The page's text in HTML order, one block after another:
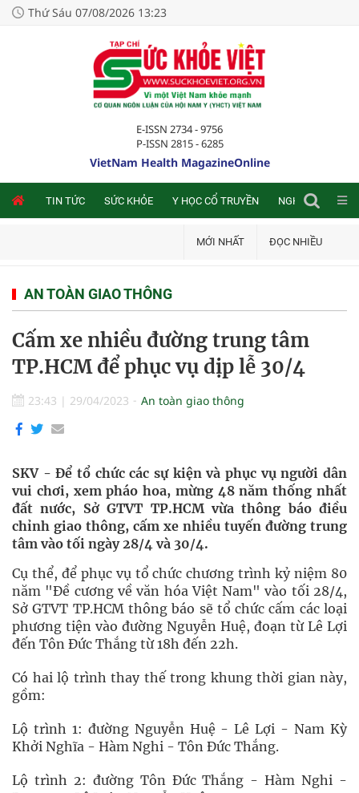
Thứ Sáu 07/08/2026 13:23
E-ISSN 2734 - 9756
P-ISSN 2815 - 6285
VietNam Health MagazineOnline
TIN TỨC SỨC KHỎE Y HỌC CỔ TRUYỀN NGHIÊN CỨU
MỚI NHẤT ĐỌC NHIỀU
AN TOÀN GIAO THÔNG
Cấm xe nhiều đường trung tâm
TP.HCM để phục vụ dịp lễ 30/4
23:43 | 29/04/2023 An toàn giao thông
SKV - Để tổ chức các sự kiện và phục vụ người dân
vui chơi, xem pháo hoa, mừng 48 năm thống nhất
đất nước, Sở GTVT TP.HCM vừa thông báo điều
chỉnh giao thông, cấm xe nhiều tuyến đường trung
tâm vào tối ngày 28/4 và 30/4.
Cụ thể, để phục vụ tổ chức chương trình kỷ niệm 80
năm "Đề cương về văn hóa Việt Nam" vào tối 28/4,
Sở GTVT TP.HCM thông báo sẽ tổ chức cấm các loại
phương tiện vào đường Nguyễn Huệ, đoạn từ Lê Lợi
đến Tôn Đức Thắng từ 18h đến 22h.
Có hai lộ trình thay thế trong khung thời gian này,
gồm:
Lộ trình 1: đường Nguyễn Huệ - Lê Lợi - Nam Kỳ
Khởi Nghĩa - Hàm Nghi - Tôn Đức Thắng.
Lộ trình 2: đường Tôn Đức Thắng - Hàm Nghi -